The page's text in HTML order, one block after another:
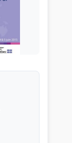
: PAYS-BAS.